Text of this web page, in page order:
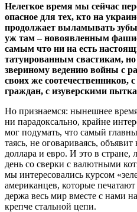
Нелегкое время мы сейчас
опасное для тех, кто на
продолжает выламывать
уж там – новоявленным
самым что ни на есть
татуированным свастикам,
звериному ведению войны с
своих же
граждан, с изуверскими
Но признаемся: нынешнее
ни парадоксально, крайне
мог подумать, что самый
таясь, не оговариваясь,
доллара и евро. И это в
день со сверки с валютными
мы интересовались курсом
американцев, которые печатают
держа весь мир вместе с нами
крепче стальной цепи.